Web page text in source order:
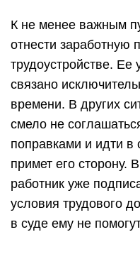
К не менее важным
отнести заработную
трудоустройстве.
связано
времени. В других
смело не
поправками и идти в
примет его сторону.
работник уже
условия трудового
в суде ему не